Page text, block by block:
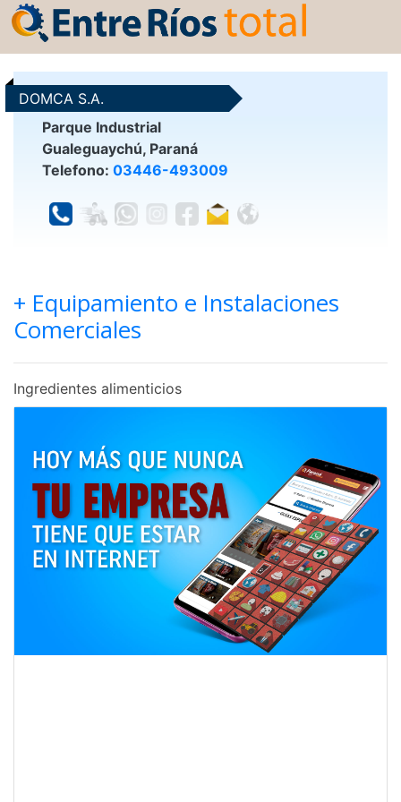
DOMCA S.A.
Parque Industrial
Gualeguaychú, Paraná
Telefono: 03446-493009
+ Equipamiento e Instalaciones
Comerciales
Ingredientes alimenticios